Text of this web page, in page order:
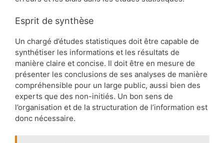
Esprit de synthèse
Un chargé d’études statistiques doit être capable de
synthétiser les informations et les résultats de
manière claire et concise. Il doit être en mesure de
présenter les conclusions de ses analyses de manière
compréhensible pour un large public, aussi bien des
experts que des non-initiés. Un bon sens de
l’organisation et de la structuration de l’information est
donc nécessaire.